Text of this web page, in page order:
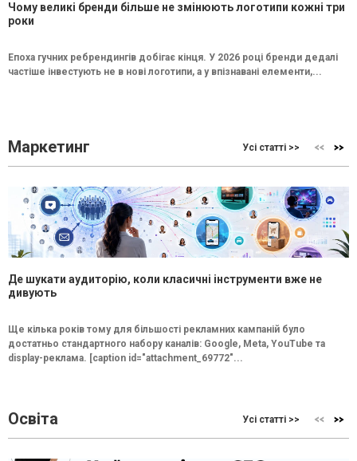
Чому великі бренди більше не змінюють логотипи кожні три
роки
Епоха гучних ребрендингів добігає кінця. У 2026 році бренди дедалі
частіше інвестують не в нові логотипи, а у впізнавані елементи,...
Маркетинг Усі статті >>
Де шукати аудиторію, коли класичні інструменти вже не
дивують
Ще кілька років тому для більшості рекламних кампаній було
достатньо стандартного набору каналів: Google, Meta, YouTube та
display-реклама. [caption id="attachment_69772"...
Освіта Усі статті >>